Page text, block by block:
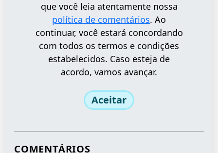
que você leia atentamente nossa
política de comentários. Ao
continuar, você estará concordando
com todos os termos e condições
estabelecidos. Caso esteja de
acordo, vamos avançar.
Aceitar
COMENTÁRIOS